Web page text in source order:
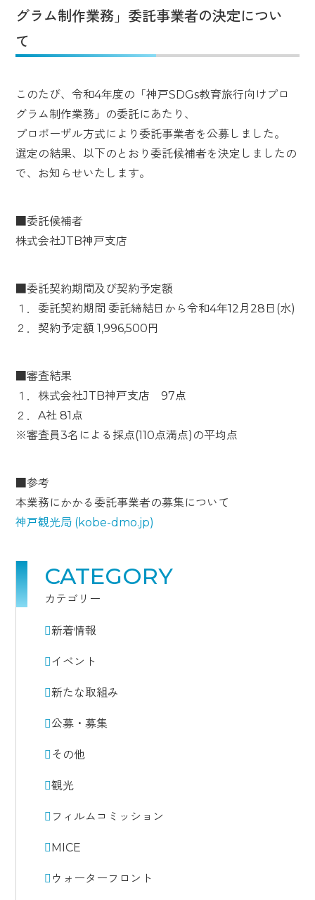
グラム制作業務」委託事業者の決定につい
て
このたび、令和4年度の「神戸SDGs教育旅行向けプロ
グラム制作業務」の委託にあたり、
プロポーザル方式により委託事業者を公募しました。
選定の結果、以下のとおり委託候補者を決定しましたの
で、お知らせいたします。
■委託候補者
株式会社JTB神戸支店
■委託契約期間及び契約予定額
１．委託契約期間 委託締結日から令和4年12月28日(水)
２．契約予定額 1,996,500円
■審査結果
１．株式会社JTB神戸支店 97点
２．A社 81点
※審査員3名による採点(110点満点)の平均点
■参考
本業務にかかる委託事業者の募集について
神戸観光局 (kobe-dmo.jp)
CATEGORY
カテゴリー
新着情報
イベント
新たな取組み
公募・募集
その他
観光
フィルムコミッション
MICE
ウォーターフロント